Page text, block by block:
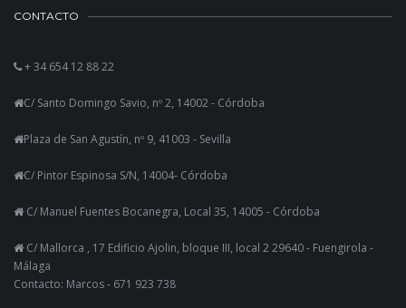
CONTACTO
+ 34 654 12 88 22
C/ Santo Domingo Savio, nº 2, 14002 - Córdoba
Plaza de San Agustín, nº 9, 41003 - Sevilla
C/ Pintor Espinosa S/N, 14004- Córdoba
C/ Manuel Fuentes Bocanegra, Local 35, 14005 - Córdoba
C/ Mallorca , 17 Edificio Ajolin, bloque III, local 2 29640 - Fuengirola -
Málaga
Contacto: Marcos - 671 923 738